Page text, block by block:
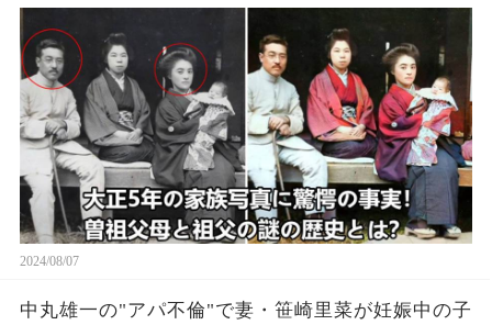
2024/08/07
中丸雄一の"アパ不倫"で妻・笹崎里菜が妊娠中の子